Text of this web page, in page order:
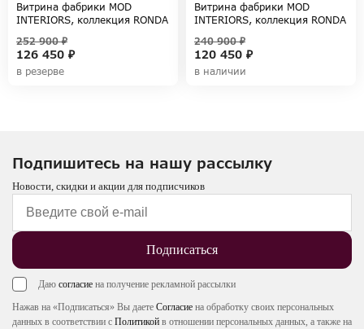
Витрина фабрики MOD
INTERIORS, коллекция RONDA
126 450 ₽
252 900 ₽
в резерве
Витрина фабрики MOD
INTERIORS, коллекция RONDA
120 450 ₽
240 900 ₽
в наличии
Подпишитесь на нашу рассылку
Новости, скидки и акции для подписчиков
Подписаться
Даю согласие на получение рекламной рассылки
Нажав на «Подписаться» Вы даете Согласие на обработку своих персональных
данных в соответствии с Политикой в отношении персональных данных, а также на